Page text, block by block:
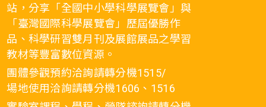
站，分享「全國中小學科學展覽會」與
「臺灣國際科學展覽會」歷屆優勝作
品、科學研習雙月刊及展館展品之學習
教材等豐富數位資源。
團體參觀預約洽詢請轉分機1515/
場地使用洽詢請轉分機1606、1516